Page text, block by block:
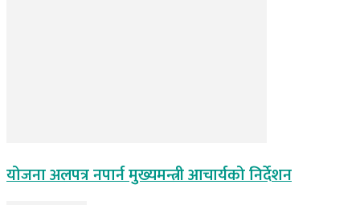
योजना अलपत्र नपार्न मुख्यमन्त्री आचार्यको निर्देशन